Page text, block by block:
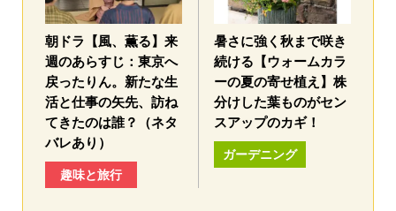
朝ドラ【風、薫る】来
週のあらすじ：東京へ
戻ったりん。新たな生
活と仕事の矢先、訪ね
てきたのは誰？（ネタ
バレあり）
趣味と旅行
暑さに強く秋まで咲き
続ける【ウォームカラ
ーの夏の寄せ植え】株
分けした葉ものがセン
スアップのカギ！
ガーデニング